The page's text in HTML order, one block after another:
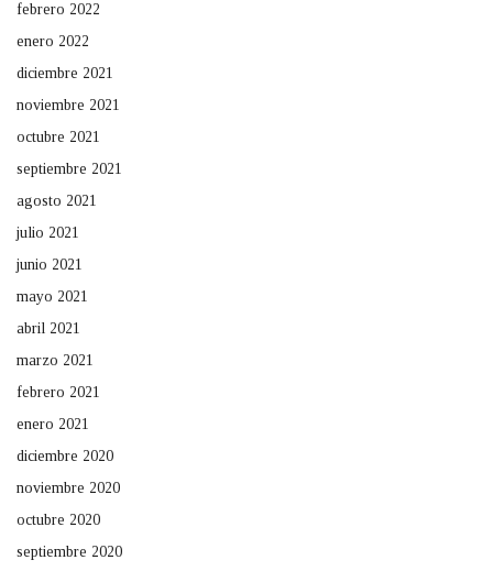
febrero 2022
enero 2022
diciembre 2021
noviembre 2021
octubre 2021
septiembre 2021
agosto 2021
julio 2021
junio 2021
mayo 2021
abril 2021
marzo 2021
febrero 2021
enero 2021
diciembre 2020
noviembre 2020
octubre 2020
septiembre 2020